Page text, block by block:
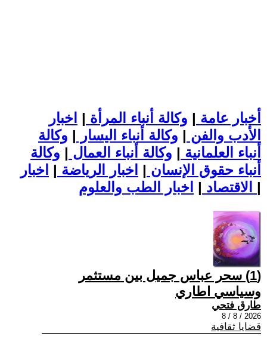
أخبار عامة | وكالة أنباء المرأة | اخبار
الأدب والفن | وكالة أنباء اليسار | وكالة
أنباء العلمانية | وكالة أنباء العمال | وكالة
أنباء حقوق الإنسان | اخبار الرياضة | اخبار
الاقتصاد | |
(1) سحر عباس جميل بين مستثمر
وسياسي اطاري
طارق فتحي
2026 / 8 / 8
قضايا ثقافية